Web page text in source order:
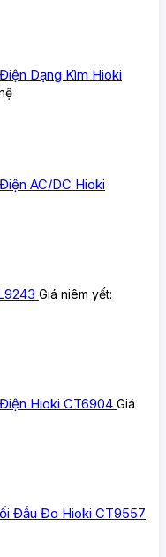
Dạng Kìm Hioki
AC/DC Hioki
Giá niêm yết:
Hioki CT6904 Giá
Đầu Đo Hioki CT9557